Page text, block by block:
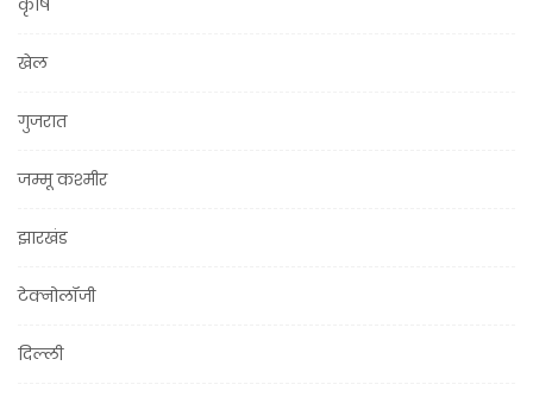
खेल
गुजरात
जम्मू कश्मीर
झारखंड
टेक्नोलॉजी
दिल्ली